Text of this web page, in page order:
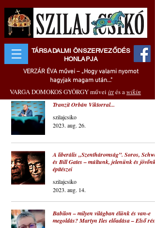
TÁRSADALMI ÖNSZERVEZŐDÉS
HONLAPJA
VERZÁR ÉVA művei – „Hogy valami nyomot
hagyjak magam után..."
VARGA DOMOKOS GYÖRGY művei ittés awikin
Tranzit Orbán Viktorral...
szilajcsiko
2023. aug. 26.
A liberális „Szentháromság”. Soros,
és Bill Gates – múltunk, jelenünk és jövőnk
építészei
szilajcsiko
2023. aug. 14.
Babilon – milyen világban élünk és van-e
megoldás? Martyn Iles előadása – Első rész